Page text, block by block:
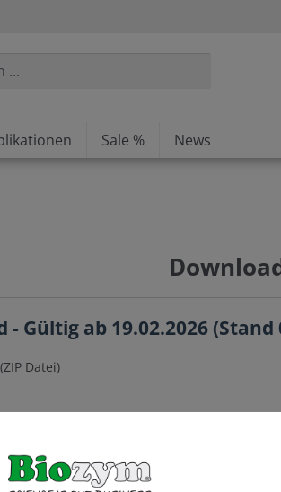
Sale % News
Gültig ab 19.02.2026 (Stand
(ZIP Datei)
ab 19.02.2026 (Stand
(Zip Datei)